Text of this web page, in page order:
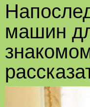
машин